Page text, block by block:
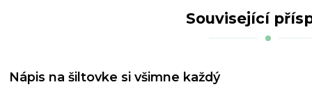
Související
Nápis na šiltovke si všimne každý